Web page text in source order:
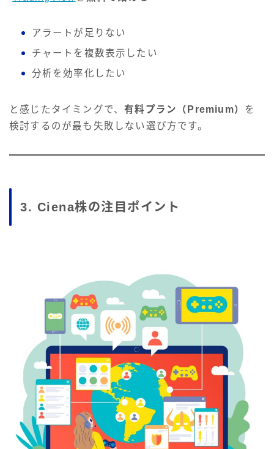
アラートが足りない
チャートを複数表示したい
分析を効率化したい
と感じたタイミングで、有料プラン（Premium） を
検討するのが最も失敗しない選び方です。
3. Ciena株の注目ポイント